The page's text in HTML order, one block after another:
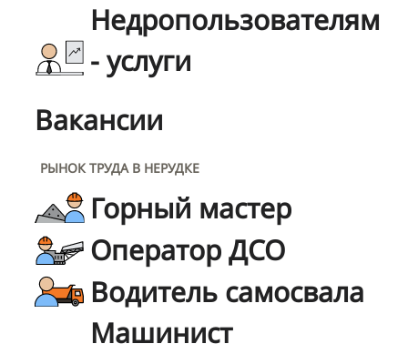
Недропользователям
- услуги
Вакансии
РЫНОК ТРУДА В НЕРУДКЕ
Горный мастер
Оператор ДСО
Водитель самосвала
Машинист